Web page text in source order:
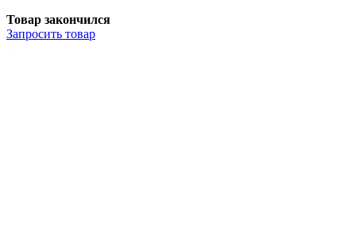
Товар закончился
Запросить товар